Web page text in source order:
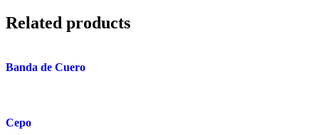
Related products
Banda de Cuero
Cepo